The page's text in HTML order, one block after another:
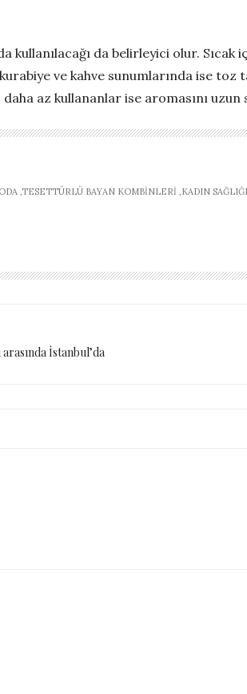
kullanılacağı da belirleyici olur.
ve kahve sunumlarında ise
az kullananlar ise aromasını
,TESETTÜRLÜ BAYAN KOMBINLERI ,KADIN
İstanbul’da